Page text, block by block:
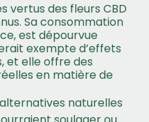
vertus des fleurs CBD
Sa consommation
est dépourvue
exempte d’effets
et elle offre des
en matière de
naturelles